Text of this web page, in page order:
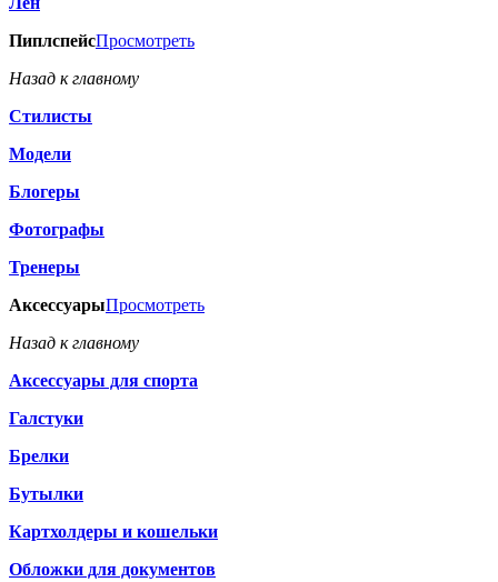
ПиплспейсПросмотреть
Назад к главному
Стилисты
Модели
Блогеры
Фотографы
Тренеры
АксессуарыПросмотреть
Назад к главному
Аксессуары для спорта
Галстуки
Брелки
Бутылки
Картхолдеры и кошельки
Обложки для документов